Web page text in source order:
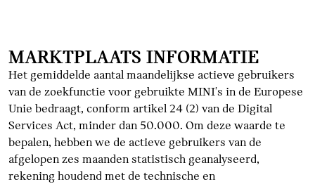
MARKTPLAATS INFORMATIE
Het gemiddelde aantal maandelijkse actieve gebruikers
van de zoekfunctie voor gebruikte MINI's in de Europese
Unie bedraagt, conform artikel 24 (2) van de Digital
Services Act, minder dan 50.000. Om deze waarde te
bepalen, hebben we de actieve gebruikers van de
afgelopen zes maanden statistisch geanalyseerd,
rekening houdend met de technische en